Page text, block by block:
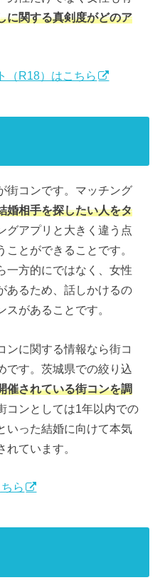
に関する真剣度がどのア
（R18）はこちら
街コンです。マッチング
婚相手を探したい人をタ
グアプリと大きく違う点
とができることです。
一方的にではなく、女性
あるため、話しかけるの
があることです。
ンに関する情報なら街コ
です。茨城県での絞り込
催されている街コンを調
コンとしては1年以内での
いった結婚に向けて本気
ています。
ら